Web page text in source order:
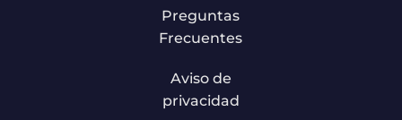
Preguntas
Frecuentes
Aviso de
privacidad